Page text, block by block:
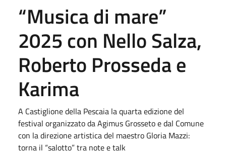
“Musica di mare”
2025 con Nello Salza,
Roberto Prosseda e
Karima
A Castiglione della Pescaia la quarta edizione del
festival organizzato da Agimus Grosseto e dal Comune
con la direzione artistica del maestro Gloria Mazzi:
torna il “salotto” tra note e talk